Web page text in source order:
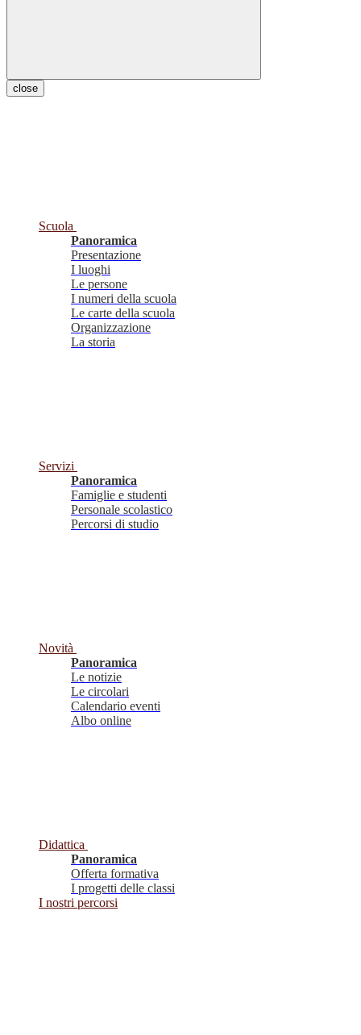
close
Scuola
Panoramica
Presentazione
I luoghi
Le persone
I numeri della scuola
Le carte della scuola
Organizzazione
La storia
Servizi
Panoramica
Famiglie e studenti
Personale scolastico
Percorsi di studio
Novità
Panoramica
Le notizie
Le circolari
Calendario eventi
Albo online
Didattica
Panoramica
Offerta formativa
I progetti delle classi
I nostri percorsi